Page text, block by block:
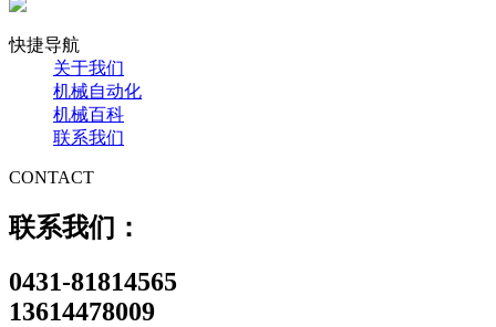
快捷导航
关于我们
机械自动化
机械百科
联系我们
CONTACT
联系我们：
0431-81814565
13614478009